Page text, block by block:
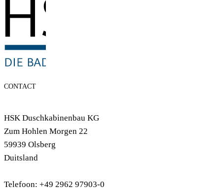
CONTACT
HSK Duschkabinenbau KG
Zum Hohlen Morgen 22
59939 Olsberg
Duitsland
Telefoon: +49 2962 97903-0